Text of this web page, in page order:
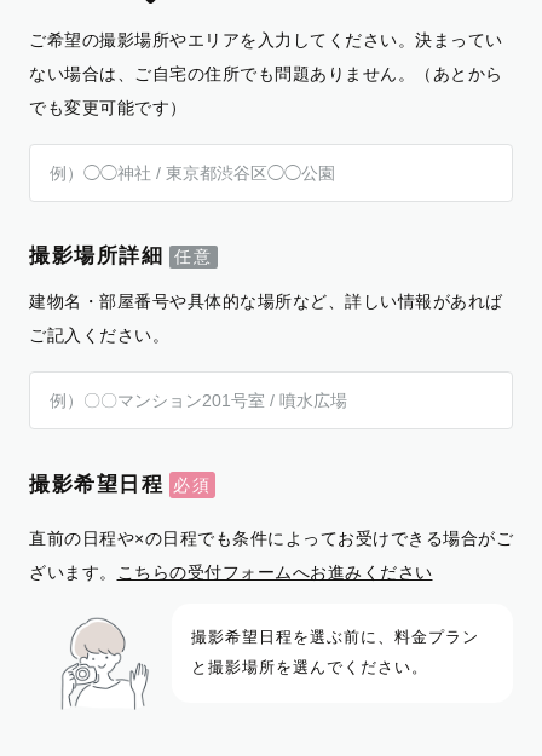
ご希望の撮影場所やエリアを入力してください。決まってい
ない場合は、ご自宅の住所でも問題ありません。（あとから
でも変更可能です）
撮影場所詳細
建物名・部屋番号や具体的な場所など、詳しい情報があれば
ご記入ください。
撮影希望日程
直前の日程や×の日程でも条件によってお受けできる場合がご
ざいます。
こちらの受付フォームへお進みください
撮影希望日程を選ぶ前に、料金プラン
と撮影場所を選んでください。